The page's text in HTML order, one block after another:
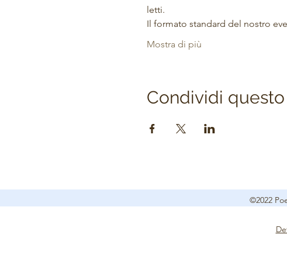
letti.
Il formato standard del nostro
Mostra di più
Condividi
©2022